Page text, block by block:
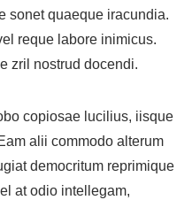
sonet quaeque iracundia.
reque labore inimicus.
zril nostrud docendi.
copiosae lucilius, iisque
alii commodo alterum
democritum reprimique
at odio intellegam,